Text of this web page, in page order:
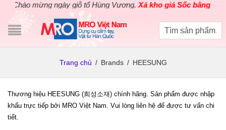
Chào mừng ngày giỗ tổ Hùng Vương.Xả kho giá Sốc bằng giá
Trang chủ / Brands / HEESUNG
Thương hiệu HEESUNG (희성소재) chính hãng. Sản phẩm được nhập
khẩu trực tiếp bởi MRO Việt Nam. Vui lòng liên hệ để được tư vấn chi
tiết.